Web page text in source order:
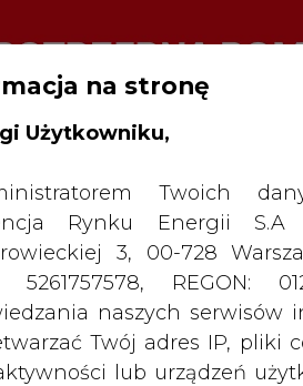
na stronę
Użytkowniku,
Twoich
Rynku Energii
3, 00-728
5261757578, REGON:
naszych serwisów
Twój adres IP, pliki
lub urządzeń